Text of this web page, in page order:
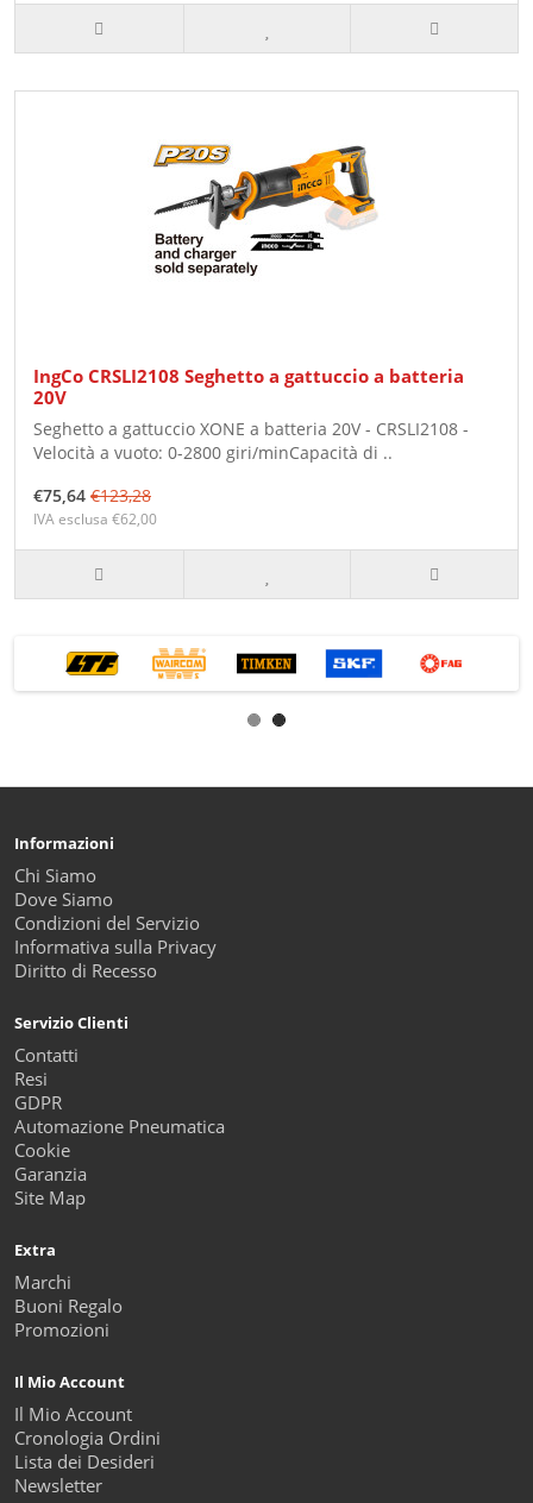
IngCo CRSLI2108 Seghetto a gattuccio a batteria
20V
Seghetto a gattuccio XONE a batteria 20V - CRSLI2108 -
Velocità a vuoto: 0-2800 giri/minCapacità di ..
€75,64 €123,28
IVA esclusa €62,00
Informazioni
Chi Siamo
Dove Siamo
Condizioni del Servizio
Informativa sulla Privacy
Diritto di Recesso
Servizio Clienti
Contatti
Resi
GDPR
Automazione Pneumatica
Cookie
Garanzia
Site Map
Extra
Marchi
Buoni Regalo
Promozioni
Il Mio Account
Il Mio Account
Cronologia Ordini
Lista dei Desideri
Newsletter